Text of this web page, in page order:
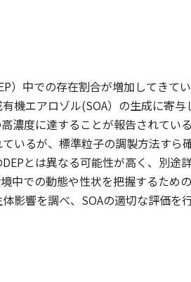
）中での存在割合が増加してきて
機エアロゾル(SOA）の生成に寄
濃度に達することが報告されてい
いるが、標準粒子の調製方法すら
とは異なる可能性が高く、別途
中での動態や性状を把握するため
影響を調べ、SOAの適切な評価を